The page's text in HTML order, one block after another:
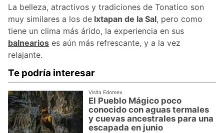
La belleza, atractivos y tradiciones de Tonatico son
muy similares a los de Ixtapan de la Sal, pero como
tiene un clima más árido, la experiencia en sus
balnearios es aún más refrescante, y a la vez
relajante.
Te podría interesar
Visita Edomex
El Pueblo Mágico poco
conocido con aguas termales
y cuevas ancestrales para una
escapada en junio